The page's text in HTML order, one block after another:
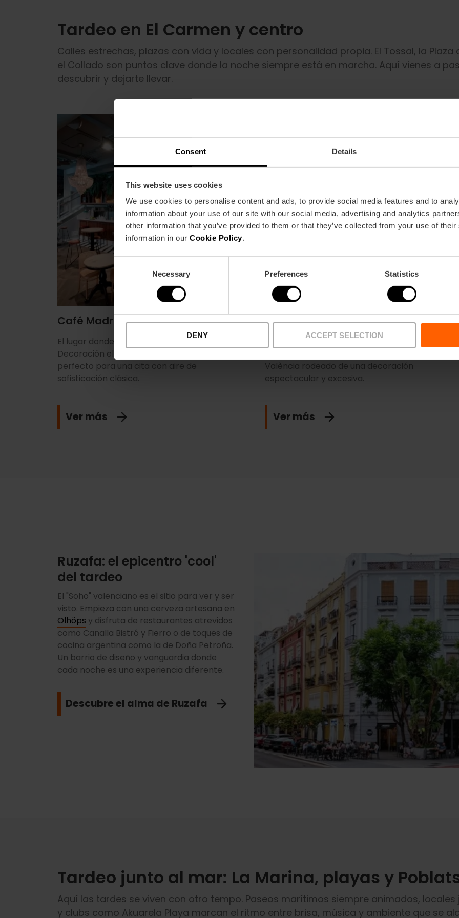
Consent Details
This website uses cookies
We use cookies to personalise content and ads, to provide social media features and to
information about your use of our site with our social media, advertising and analytics
other information that you’ve provided to them or that they’ve collected from your use of
information in our Cookie Policy.
Necessary Preferences Statistics
DENY ACCEPT SELECTION
Tardeo en El Carmen y centro
Calles estrechas, plazas con vida y locales con personalidad propia. El Tossal, la Plaza
el Collado son puntos clave donde la noche siempre está en marcha. Aquí vienes a
descubrir y dejarte llevar.
Café Madrid
El lugar donde nació el Agua de València.
Decoración elegante y coctelería impecable,
perfecto para una cita con aire de
sofisticación clásica.
Ver más
Café de Las Horas Café-Bar
Un rincón mágico de estilo neobarroco.
València rodeado de una decoración
espectacular y excesiva.
Ver más
Ruzafa: el epicentro 'cool'
del tardeo
El "Soho" valenciano es el sitio para ver y ser
visto. Empieza con una cerveza artesana en
Olhöps y disfruta de restaurantes atrevidos
como Canalla Bistró y Fierro o de toques de
cocina argentina como la de Doña Petroña.
Un barrio de diseño y vanguardia donde
cada noche es una experiencia diferente.
Descubre el alma de Ruzafa
Tardeo junto al mar: La Marina, playas y
Aquí las tardes se viven con otro tempo. Paseos marítimos siempre animados, locales
y clubs como Akuarela Playa marcan el ritmo entre brisa, música y ambiente que se